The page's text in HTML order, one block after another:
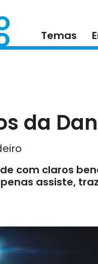
Temas
da
com claros
assiste,